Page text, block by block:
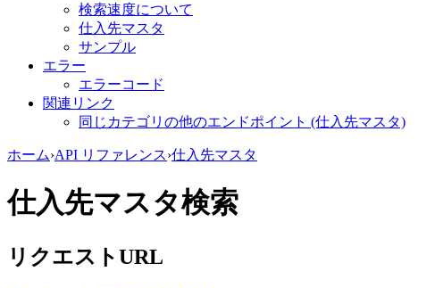
検索速度について
仕入先マスタ
サンプル
エラー
エラーコード
関連リンク
同じカテゴリの他のエンドポイント (仕入先マスタ)
ホーム›API リファレンス›仕入先マスタ
仕入先マスタ検索
リクエストURL